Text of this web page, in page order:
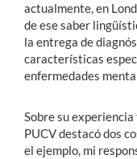
actualmente, en
de ese saber
la entrega de
características
enfermedades
Sobre su
PUCV destacó dos
el ejemplo, mi